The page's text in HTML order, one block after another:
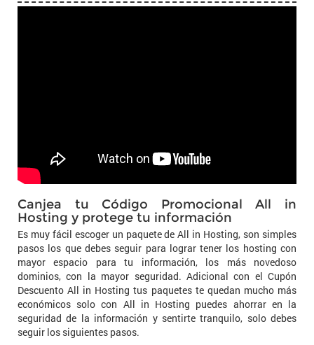
Canjea tu Código Promocional All in
Hosting y protege tu información
Es muy fácil escoger un paquete de All in Hosting, son simples
pasos los que debes seguir para lograr tener los hosting con
mayor espacio para tu información, los más novedoso
dominios, con la mayor seguridad. Adicional con el Cupón
Descuento All in Hosting tus paquetes te quedan mucho más
económicos solo con All in Hosting puedes ahorrar en la
seguridad de la información y sentirte tranquilo, solo debes
seguir los siguientes pasos.